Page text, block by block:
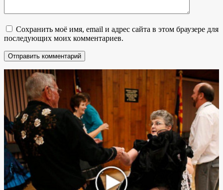
Сохранить моё имя, email и адрес сайта в этом браузере для
последующих моих комментариев.